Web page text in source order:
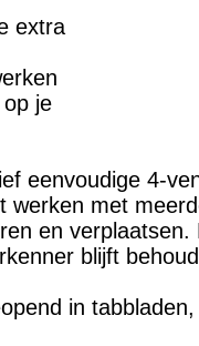
extra
je
eenvoudige 4-
werken met
en
blijft
in